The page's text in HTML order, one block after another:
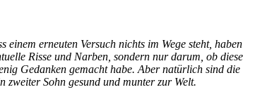
erneuten Versuch nichts im Wege steht, haben
Risse und Narben, sondern nur darum, ob diese
Gedanken gemacht habe. Aber natürlich sind die
Sohn gesund und munter zur Welt.